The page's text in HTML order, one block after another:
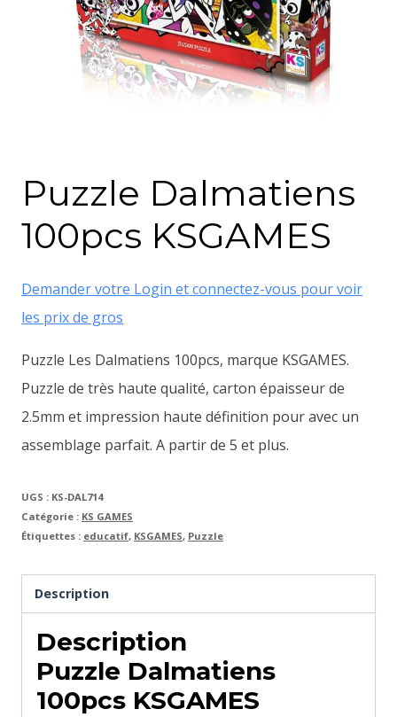
Puzzle Dalmatiens
100pcs KSGAMES
Demander votre Login et connectez-vous pour voir
les prix de gros
Puzzle Les Dalmatiens 100pcs, marque KSGAMES.
Puzzle de très haute qualité, carton épaisseur de
2.5mm et impression haute définition pour avec un
assemblage parfait. A partir de 5 et plus.
UGS : KS-DAL714
Catégorie : KS GAMES
Étiquettes : educatif, KSGAMES, Puzzle
Description
Description
Puzzle Dalmatiens
100pcs KSGAMES